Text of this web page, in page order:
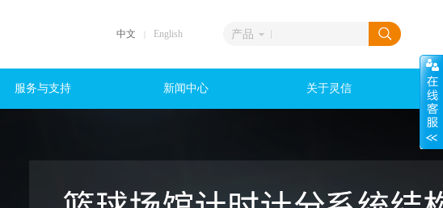
中文 English 产品
服务与支持 新闻中心 关于灵信